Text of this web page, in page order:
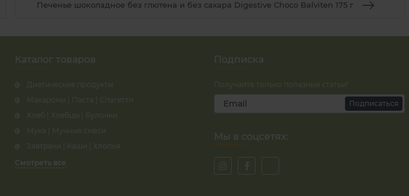
Печенье шоколадное без глютена и без сахара Digestive Choco Balviten 175 г
Каталог товаров
Диетические продукты
Макароны | Паста | Спагетти
Хлеб | Хлебцы | Булочки
Мука | Мучные смеси
Завтраки | Каши | Хлопья
Смотреть все
Подписка
Получайте только полезные статьи!
Подписаться
Мы в соцсетях: